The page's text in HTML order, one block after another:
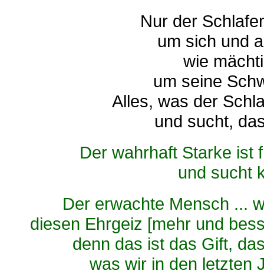
Nur der
um sich und
wie
um seine
Alles, was der
und sucht,
Der wahrhaft Starke ist
und sucht
Der erwachte Mensch ...
diesen Ehrgeiz [mehr und
denn das ist das Gift,
was wir in den letzten